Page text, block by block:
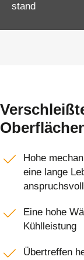
stand
Hohe
eine lange
Eine hohe
Kühlleistung
Übertreffen